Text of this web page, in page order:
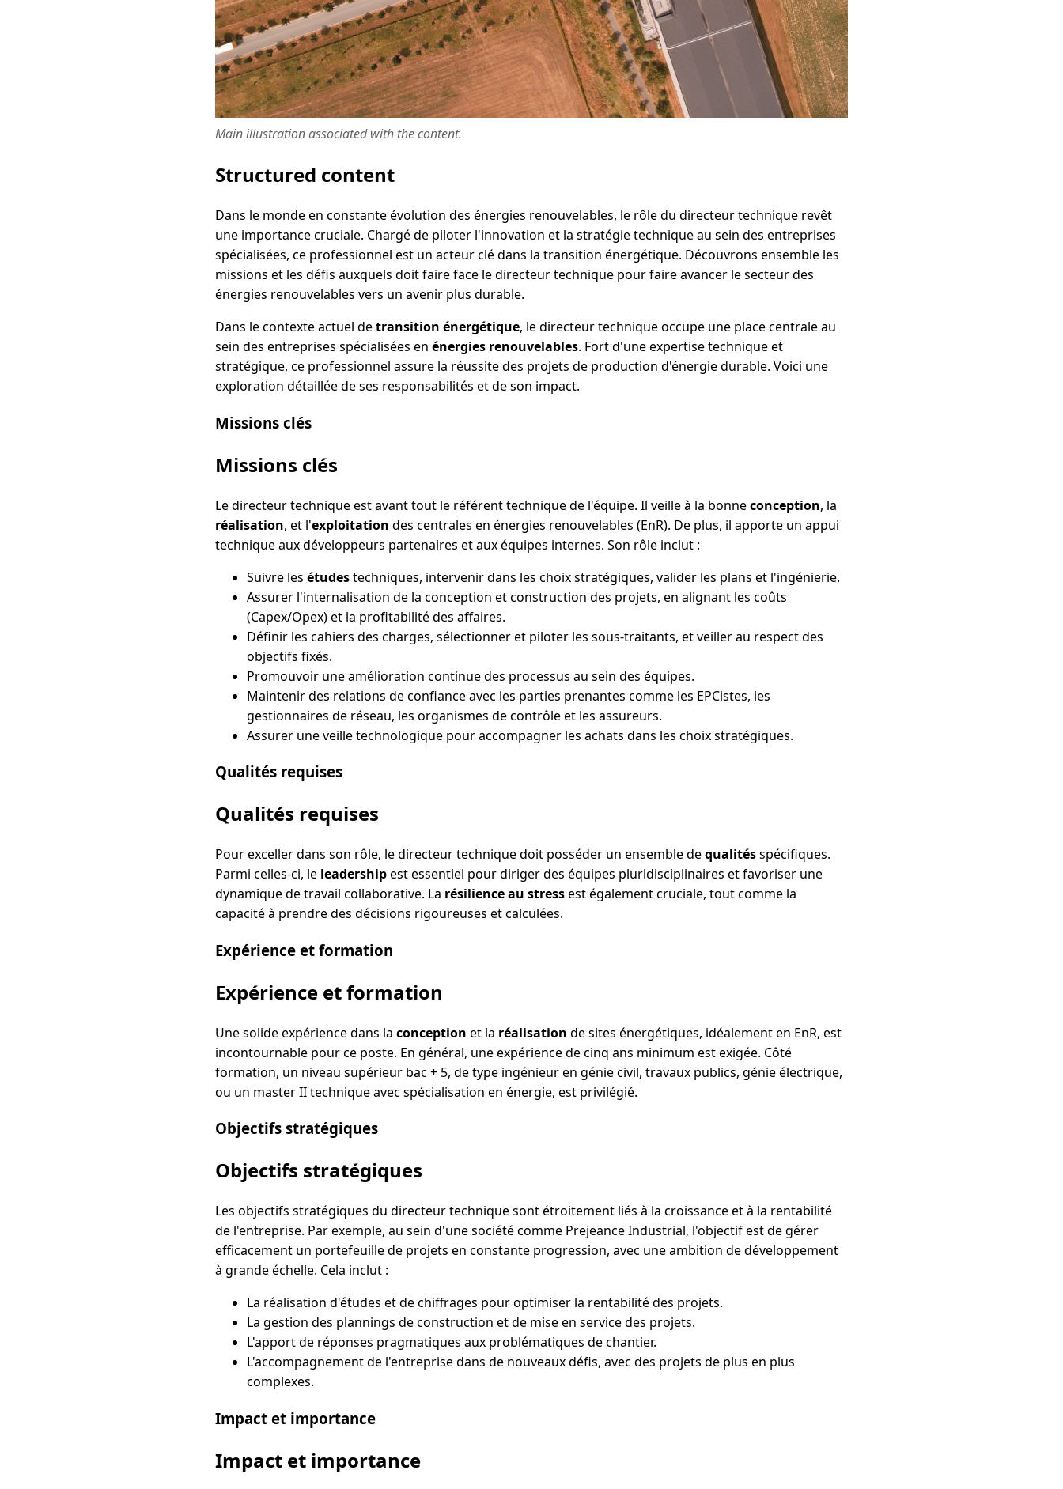
Main illustration associated with the content.
Structured content
Dans le monde en constante évolution des énergies renouvelables, le rôle du directeur technique revêt
une importance cruciale. Chargé de piloter l'innovation et la stratégie technique au sein des entreprises
spécialisées, ce professionnel est un acteur clé dans la transition énergétique. Découvrons ensemble les
missions et les défis auxquels doit faire face le directeur technique pour faire avancer le secteur des
énergies renouvelables vers un avenir plus durable.
Dans le contexte actuel detransition énergétique, le directeur technique occupe une place centrale au
sein des entreprises spécialisées en énergies renouvelables. Fort d'une expertise technique et
stratégique, ce professionnel assure la réussite des projets de production d'énergie durable. Voici une
exploration détaillée de ses responsabilités et de son impact.
Missions clés
Missions clés
Le directeur technique est avant tout le référent technique de l'équipe. Il veille à la bonneconception, la
réalisation, et l'exploitation des centrales en énergies renouvelables (EnR). De plus, il apporte un appui
technique aux développeurs partenaires et aux équipes internes. Son rôle inclut :
Suivre les étudestechniques, intervenir dans les choix stratégiques, valider les plans et l'ingénierie.
Assurer l'internalisation de la conception et construction des projets, en alignant les coûts
(Capex/Opex) et la profitabilité des affaires.
Définir les cahiers des charges, sélectionner et piloter les sous-traitants, et veiller au respect des
objectifs fixés.
Promouvoir une amélioration continue des processus au sein des équipes.
Maintenir des relations de confiance avec les parties prenantes comme les EPCistes, les
gestionnaires de réseau, les organismes de contrôle et les assureurs.
Assurer une veille technologique pour accompagner les achats dans les choix stratégiques.
Qualités requises
Qualités requises
Pour exceller dans son rôle, le directeur technique doit posséder un ensemble dequalitésspécifiques.
Parmi celles-ci, le leadershipest essentiel pour diriger des équipes pluridisciplinaires et favoriser une
dynamique de travail collaborative. La résilience au stressest également cruciale, tout comme la
capacité à prendre des décisions rigoureuses et calculées.
Expérience et formation
Expérience et formation
Une solide expérience dans la conception et la réalisation de sites énergétiques, idéalement en EnR, est
incontournable pour ce poste. En général, une expérience de cinq ans minimum est exigée. Côté
formation, un niveau supérieur bac + 5, de type ingénieur en génie civil, travaux publics, génie électrique,
ou un master II technique avec spécialisation en énergie, est privilégié.
Objectifs stratégiques
Objectifs stratégiques
Les objectifs stratégiques du directeur technique sont étroitement liés à la croissance et à la rentabilité
de l'entreprise. Par exemple, au sein d'une société comme Prejeance Industrial, l'objectif est de gérer
efficacement un portefeuille de projets en constante progression, avec une ambition de développement
à grande échelle. Cela inclut :
La réalisation d'études et de chiffrages pour optimiser la rentabilité des projets.
La gestion des plannings de construction et de mise en service des projets.
L'apport de réponses pragmatiques aux problématiques de chantier.
L'accompagnement de l'entreprise dans de nouveaux défis, avec des projets de plus en plus
complexes.
Impact et importance
Impact et importance